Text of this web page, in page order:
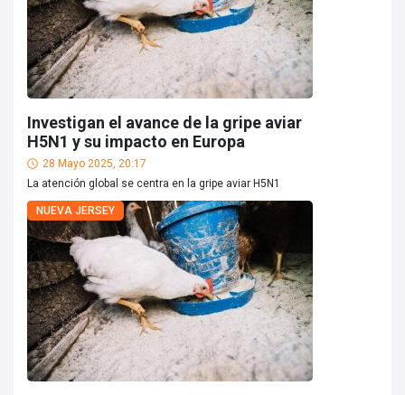
Investigan el avance de la gripe aviar
H5N1 y su impacto en Europa
28 Mayo 2025, 20:17
La atención global se centra en la gripe aviar H5N1
NUEVA JERSEY